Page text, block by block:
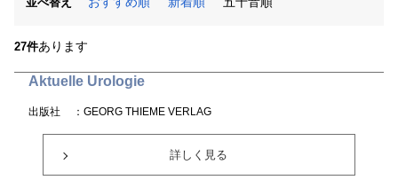
27件あります
Aktuelle Urologie
出版社 ：GEORG THIEME VERLAG
詳しく見る